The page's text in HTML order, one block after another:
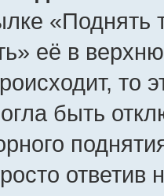
«Поднять
её в
то
быть
ответив